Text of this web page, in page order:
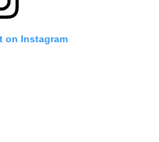
on Instagram